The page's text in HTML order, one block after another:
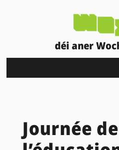
déi aner
Journée de